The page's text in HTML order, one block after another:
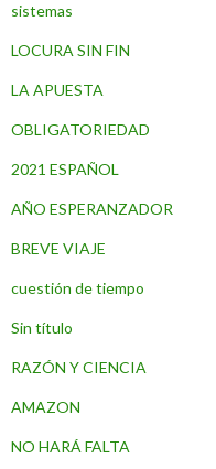
sistemas
LOCURA SIN FIN
LA APUESTA
OBLIGATORIEDAD
2021 ESPAÑOL
AÑO ESPERANZADOR
BREVE VIAJE
cuestión de tiempo
Sin título
RAZÓN Y CIENCIA
AMAZON
NO HARÁ FALTA